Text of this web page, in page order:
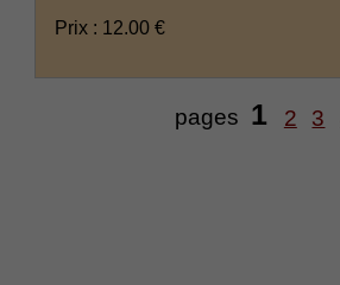
Prix : 12.00 €
pages 1 2 3